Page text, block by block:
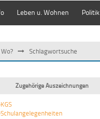
Leben u. Wohnen Politik
Schlagwortsuche
Zugehörige Auszeichnungen